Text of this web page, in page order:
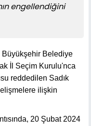
engellendiğini
Belediye
İl Seçim Kurulu'nca
reddedilen Sadık
ilişkin
20 Şubat 2024